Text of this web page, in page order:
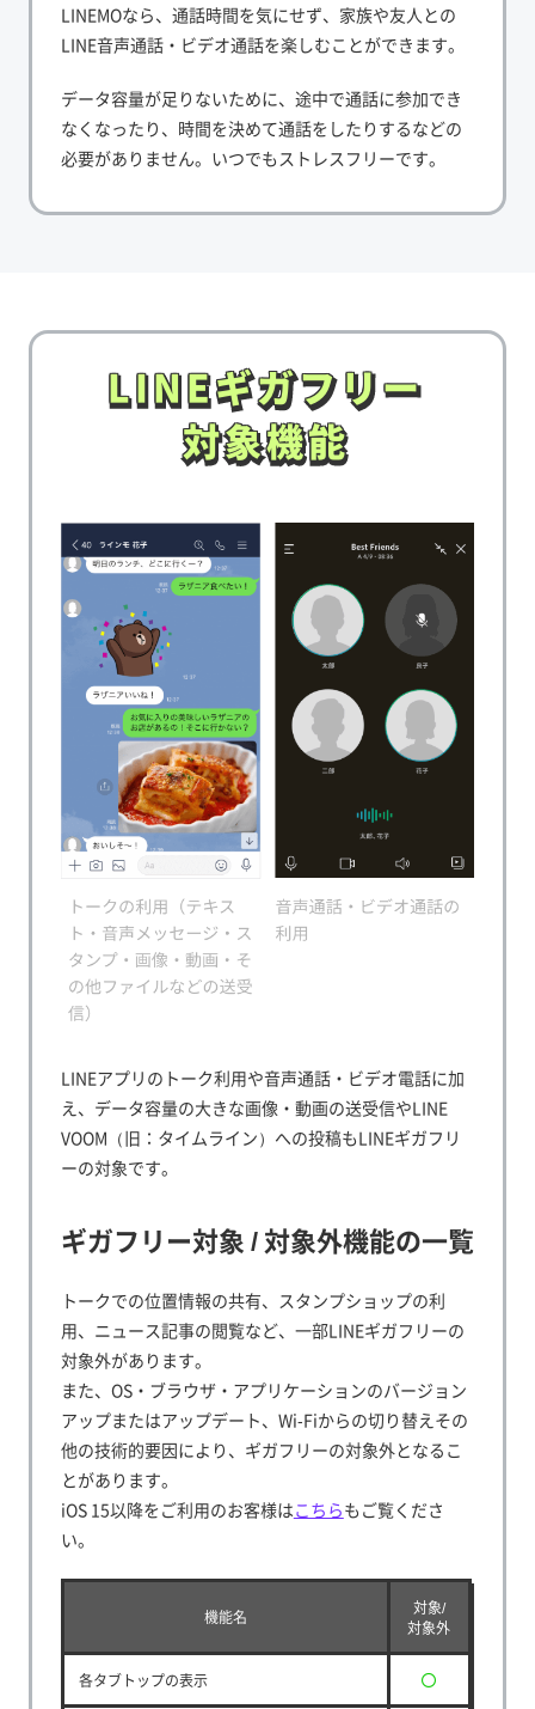
LINEMOなら、通話時間を気にせず、家族や友人との
LINE音声通話・ビデオ通話を楽しむことができます。
データ容量が足りないために、途中で通話に参加でき
なくなったり、時間を決めて通話をしたりするなどの
必要がありません。いつでもストレスフリーです。
LINEギガフリー
対象機能
LINEギガフリー
対象機能
LINEアプリのトーク利用や音声通話・ビデオ電話に加
え、データ容量の大きな画像・動画の送受信やLINE
VOOM（旧：タイムライン）への投稿もLINEギガフリ
ーの対象です。
ギガフリー対象 / 対象外機能の一覧
トークでの位置情報の共有、スタンプショップの利
用、ニュース記事の閲覧など、一部LINEギガフリーの
対象外があります。
また、OS・ブラウザ・アプリケーションのバージョン
アップまたはアップデート、Wi-Fiからの切り替えその
他の技術的要因により、ギガフリーの対象外となるこ
とがあります。
iOS 15以降をご利用のお客様はこちらもご覧くださ
い。
機能名
対象/
対象外
各タブトップの表示